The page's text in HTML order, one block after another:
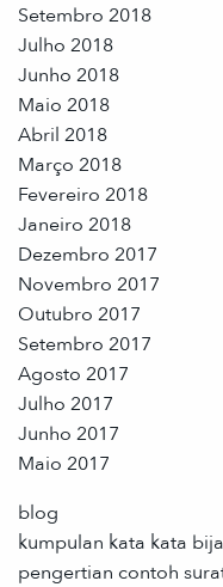
Setembro 2018
Julho 2018
Junho 2018
Maio 2018
Abril 2018
Março 2018
Fevereiro 2018
Janeiro 2018
Dezembro 2017
Novembro 2017
Outubro 2017
Setembro 2017
Agosto 2017
Julho 2017
Junho 2017
Maio 2017
blog
kumpulan kata kata
pengertian contoh